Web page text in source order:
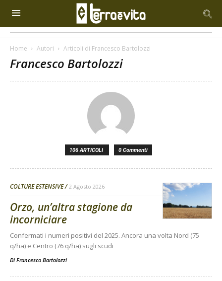
Home Autori Articoli di Francesco Bartolozzi
Francesco Bartolozzi
106 ARTICOLI 0 Commenti
COLTURE ESTENSIVE 2 Agosto 2026
Orzo, un’altra stagione da
incorniciare
Confermati i numeri positivi del 2025. Ancora una volta Nord (75
q/ha) e Centro (76 q/ha) sugli scudi
Di Francesco Bartolozzi